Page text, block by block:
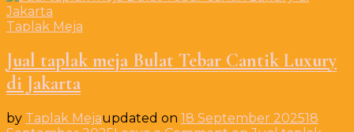
Taplak Meja
Jual taplak meja Bulat Tebar Cantik Luxury
di Jakarta
by Taplak Mejaupdated on 18 September 202518